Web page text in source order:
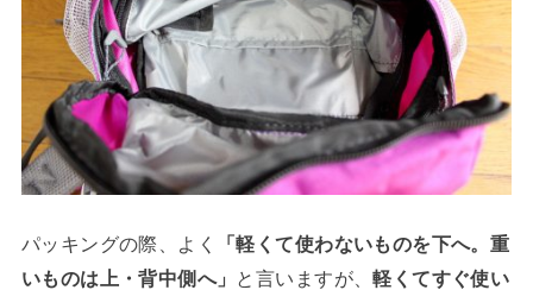
パッキングの際、よく
「軽くて使わないものを下へ。重
いものは上・背中側へ」
と言いますが、軽くてすぐ使い